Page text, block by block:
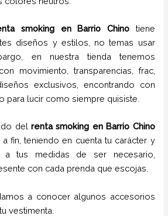
smoking en Barrio Chino
tiene
diseños y estilos,
no temas usar
en nuestra tienda tenemos
movimiento, transparencias, frac,
exclusivos, encontrando con
para lucir como siempre quisiste.
del renta smoking en Barrio Chino
fin, teniendo en cuenta tu carácter y
a tus medidas de ser necesario,
con cada prenda que escojas.
a conocer algunos accesorios
vestimenta.